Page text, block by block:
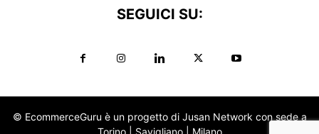
SEGUICI SU:
© EcommerceGuru è un progetto di Jusan Network con sede a
Torino | Savigliano | Milano